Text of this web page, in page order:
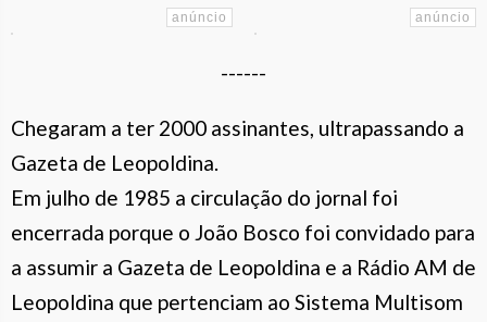
------
Chegaram a ter 2000 assinantes, ultrapassando a
Gazeta de Leopoldina.
Em julho de 1985 a circulação do jornal foi
encerrada porque o João Bosco foi convidado para
a assumir a Gazeta de Leopoldina e a Rádio AM de
Leopoldina que pertenciam ao Sistema Multisom